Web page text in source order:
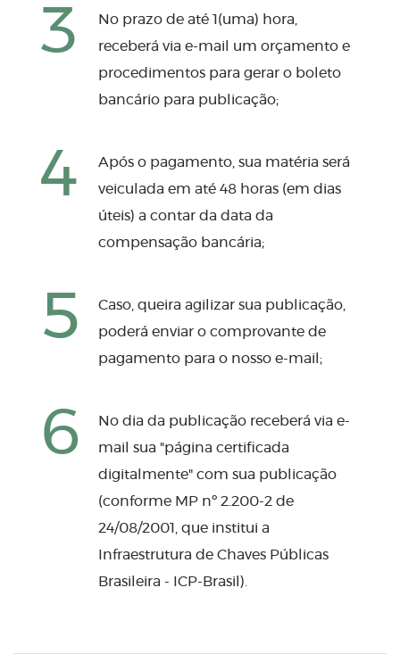
3
No prazo de até 1(uma) hora,
receberá via e-mail um orçamento e
procedimentos para gerar o boleto
bancário para publicação;
4
Após o pagamento, sua matéria será
veiculada em até 48 horas (em dias
úteis) a contar da data da
compensação bancária;
5
Caso, queira agilizar sua publicação,
poderá enviar o comprovante de
pagamento para o nosso e-mail;
6
No dia da publicação receberá via e-
mail sua "página certificada
digitalmente" com sua publicação
(conforme MP nº 2.200-2 de
24/08/2001, que institui a
Infraestrutura de Chaves Públicas
Brasileira - ICP-Brasil).